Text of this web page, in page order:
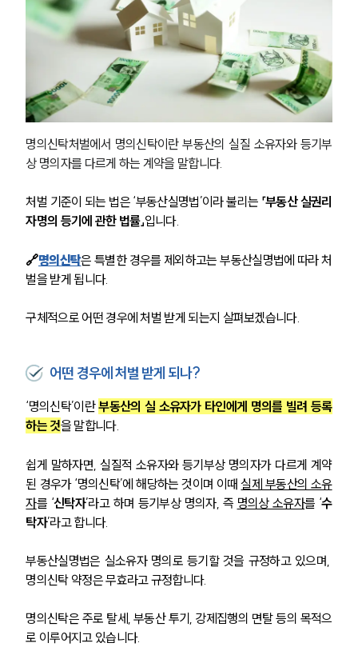
명의신탁처벌에서 명의신탁이란 부동산의 실질 소유자와 등기부
상 명의자를 다르게 하는 계약을 말합니다.
처벌 기준이 되는 법은 ‘부동산실명법’이라 불리는 「부동산 실권리
자명의 등기에 관한 법률」입니다.
🔗명의신탁은 특별한 경우를 제외하고는 부동산실명법에 따라 처
벌을 받게 됩니다.
구체적으로 어떤 경우에 처벌 받게 되는지 살펴보겠습니다.
어떤 경우에 처벌 받게 되나?
‘명의신탁’이란 부동산의 실 소유자가 타인에게 명의를 빌려 등록
하는 것을 말합니다.
쉽게 말하자면, 실질적 소유자와 등기부상 명의자가 다르게 계약
된 경우가 ‘명의신탁’에 해당하는 것이며 이때 실제 부동산의 소유
자를 ‘신탁자’라고 하며 등기부상 명의자, 즉 명의상 소유자를 ‘수
탁자’라고 합니다.
부동산실명법은 실소유자 명의로 등기할 것을 규정하고 있으며,
명의신탁 약정은 무효라고 규정합니다.
명의신탁은 주로 탈세, 부동산 투기, 강제집행의 면탈 등의 목적으
로 이루어지고 있습니다.